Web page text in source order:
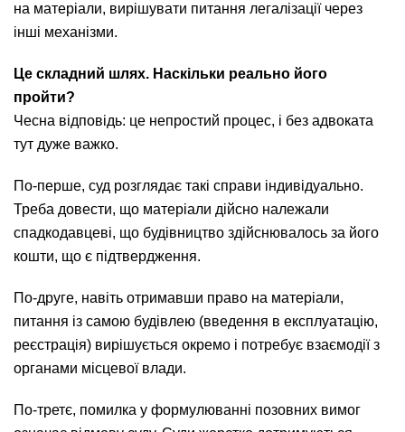
на матеріали, вирішувати питання легалізації через
інші механізми.
Це складний шлях. Наскільки реально його
пройти?
Чесна відповідь: це непростий процес, і без адвоката
тут дуже важко.
По-перше, суд розглядає такі справи індивідуально.
Треба довести, що матеріали дійсно належали
спадкодавцеві, що будівництво здійснювалось за його
кошти, що є підтвердження.
По-друге, навіть отримавши право на матеріали,
питання із самою будівлею (введення в експлуатацію,
реєстрація) вирішується окремо і потребує взаємодії з
органами місцевої влади.
По-третє, помилка у формулюванні позовних вимог